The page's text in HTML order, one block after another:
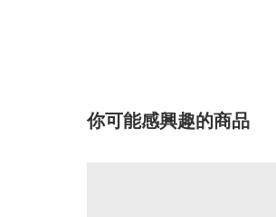
你可能感興趣的商品